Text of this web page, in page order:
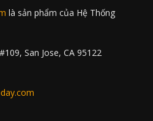
là sản phẩm của Hệ Thống
San Jose, CA 95122